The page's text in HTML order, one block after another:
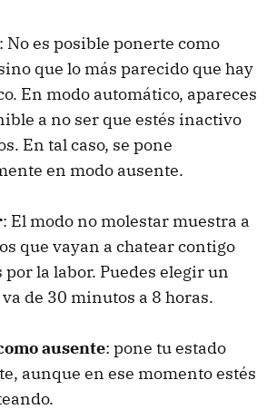
: No es posible ponerte como
que lo más parecido que hay
En modo automático, apareces
a no ser que estés inactivo
En tal caso, se pone
en modo ausente.
: El modo no molestar muestra a
que vayan a chatear contigo
por la labor. Puedes elegir un
de 30 minutos a 8 horas.
ausente: pone tu estado
aunque en ese momento estés